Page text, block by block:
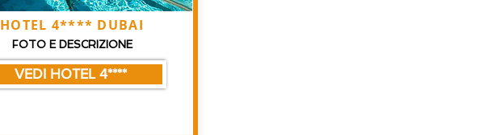
HOTEL 4**** DUBAI
FOTO E DESCRIZIONE
VEDI HOTEL 4****